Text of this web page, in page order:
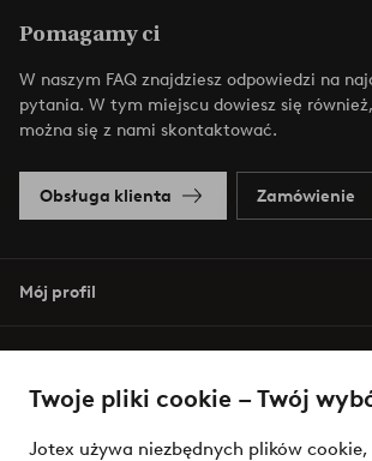
Twoje pliki cookie – Twój
Jotex używa niezbędnych plików cookie,
Pomagamy ci
W naszym FAQ znajdziesz odpowiedzi na
pytania. W tym miejscu dowiesz się
można się z nami skontaktować.
Obsługa klienta Zamówienie
Mój profil